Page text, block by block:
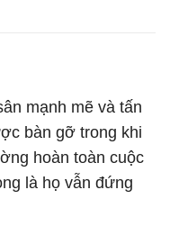
mạnh mẽ và tấn
bàn gỡ trong khi
hoàn toàn cuộc
là họ vẫn đứng